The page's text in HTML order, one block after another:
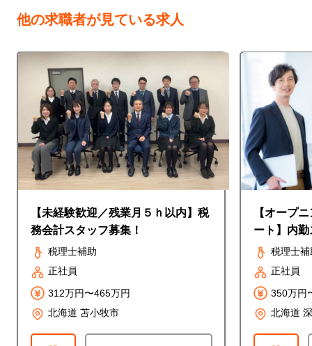
他の求職者が見ている求人
【未経験歓迎／残業月５ｈ以内】税
務会計スタッフ募集！
税理士補助
正社員
312万円〜465万円
北海道 苫小牧市
【オープ
ート】内
税理士補
正社員
350万円
北海道